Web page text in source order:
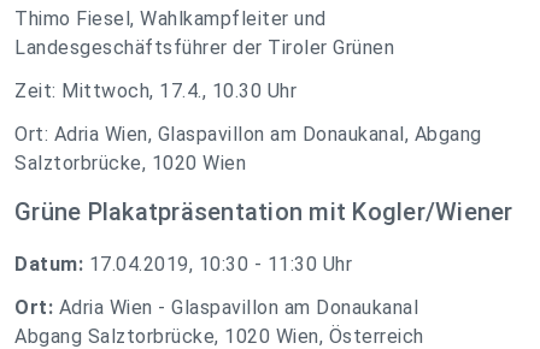
Thimo Fiesel, Wahlkampfleiter und
Landesgeschäftsführer der Tiroler Grünen
Zeit: Mittwoch, 17.4., 10.30 Uhr
Ort: Adria Wien, Glaspavillon am Donaukanal, Abgang
Salztorbrücke, 1020 Wien
Grüne Plakatpräsentation mit Kogler/Wiener
Datum: 17.04.2019, 10:30 - 11:30 Uhr
Ort: Adria Wien - Glaspavillon am Donaukanal
Abgang Salztorbrücke, 1020 Wien, Österreich